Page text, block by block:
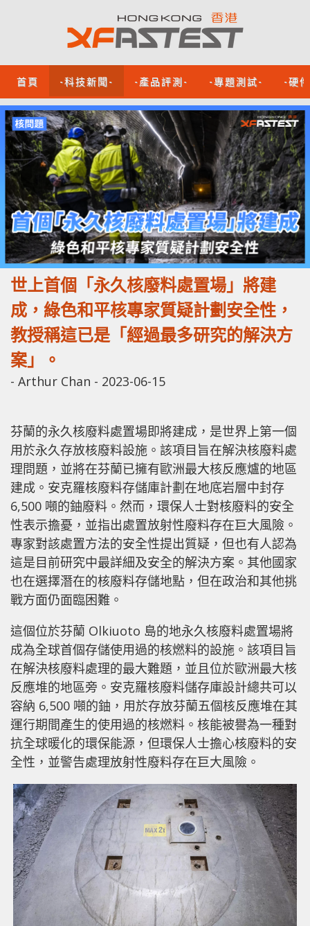
首頁 -科技新聞- -產品評測- -專題測試- -硬
世上首個「永久核廢料處置場」將建
成，綠色和平核專家質疑計劃安全性，
教授稱這已是「經過最多研究的解決方
案」。
- Arthur Chan - 2023-06-15
芬蘭的永久核廢料處置場即將建成，是世界上第一個
用於永久存放核廢料設施。該項目旨在解決核廢料處
理問題，並將在芬蘭已擁有歐洲最大核反應爐的地區
建成。安克羅核廢料存儲庫計劃在地底岩層中封存
6,500 噸的鈾廢料。然而，環保人士對核廢料的安全
性表示擔憂，並指出處置放射性廢料存在巨大風險。
專家對該處置方法的安全性提出質疑，但也有人認為
這是目前研究中最詳細及安全的解決方案。其他國家
也在選擇潛在的核廢料存儲地點，但在政治和其他挑
戰方面仍面臨困難。
這個位於芬蘭 Olkiuoto 島的地永久核廢料處置場將
成為全球首個存儲使用過的核燃料的設施。該項目旨
在解決核廢料處理的最大難題，並且位於歐洲最大核
反應堆的地區旁。安克羅核廢料儲存庫設計總共可以
容納 6,500 噸的鈾，用於存放芬蘭五個核反應堆在其
運行期間產生的使用過的核燃料。核能被譽為一種對
抗全球暖化的環保能源，但環保人士擔心核廢料的安
全性，並警告處理放射性廢料存在巨大風險。